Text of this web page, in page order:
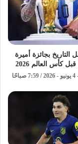
بجائزة أميرة
كأس العالم 2026